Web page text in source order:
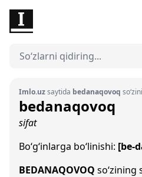
Imlo.uzsaytida bedanaqovoq
bedanaqovoq
sifat
Bo‘g‘inlarga bo‘linishi: [be-
BEDANAQOVOQ